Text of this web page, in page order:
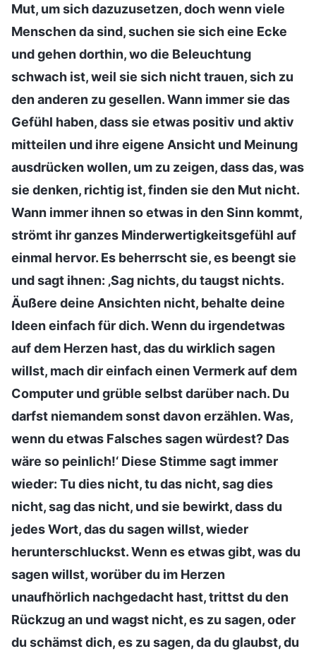
Mut, um sich dazuzusetzen, doch wenn viele
Menschen da sind, suchen sie sich eine Ecke
und gehen dorthin, wo die Beleuchtung
schwach ist, weil sie sich nicht trauen, sich zu
den anderen zu gesellen. Wann immer sie das
Gefühl haben, dass sie etwas positiv und aktiv
mitteilen und ihre eigene Ansicht und Meinung
ausdrücken wollen, um zu zeigen, dass das, was
sie denken, richtig ist, finden sie den Mut nicht.
Wann immer ihnen so etwas in den Sinn kommt,
strömt ihr ganzes Minderwertigkeitsgefühl auf
einmal hervor. Es beherrscht sie, es beengt sie
und sagt ihnen: ‚Sag nichts, du taugst nichts.
Äußere deine Ansichten nicht, behalte deine
Ideen einfach für dich. Wenn du irgendetwas
auf dem Herzen hast, das du wirklich sagen
willst, mach dir einfach einen Vermerk auf dem
Computer und grüble selbst darüber nach. Du
darfst niemandem sonst davon erzählen. Was,
wenn du etwas Falsches sagen würdest? Das
wäre so peinlich!‘ Diese Stimme sagt immer
wieder: Tu dies nicht, tu das nicht, sag dies
nicht, sag das nicht, und sie bewirkt, dass du
jedes Wort, das du sagen willst, wieder
herunterschluckst. Wenn es etwas gibt, was du
sagen willst, worüber du im Herzen
unaufhörlich nachgedacht hast, trittst du den
Rückzug an und wagst nicht, es zu sagen, oder
du schämst dich, es zu sagen, da du glaubst, du